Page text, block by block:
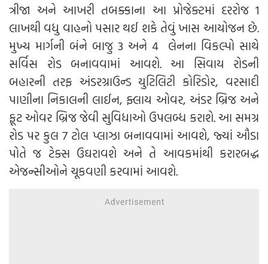
ત્રીજા અને આખરી તબક્કાના આ પ્રોજેક્ટમાં દરરોજ 1
લાખથી વધુ વાહનો પસાર થઈ શકે તેવું ખાસ આયોજન છે.
મુખ્ય માર્ગની બંને બાજુ 3 અને 4 લેનના વિકલ્પો સાથે
સર્વિસ રોડ બનાવવામાં આવશે. આ સિવાય રોડની
બહારની તરફ અંડરગ્રાઉન્ડ યુટિલિટી કોરિડોર, વરસાદી
પાણીના નિકાલની લાઈન, ફ્લાય ઓવર, અંડર બ્રિજ અને
ફૂટ ઓવર બ્રિજ જેવી સુવિધાઓ ઉપલબ્ધ કરાશે. આ સમગ્ર
રોડ પર કુલ 7 ટોલ પ્લાઝા બનાવવામાં આવશે, જ્યાં ઔડા
પોતે જ ટેક્સ ઉઘરાવશે અને તે આવકમાંથી કરારબદ્ધ
એજન્સીઓને ચૂકવણી કરવામાં આવશે.